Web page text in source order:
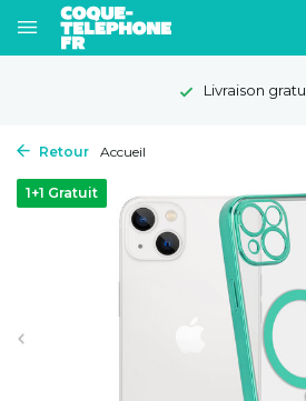
Livraison
Retour Accueil
1+1 Gratuit